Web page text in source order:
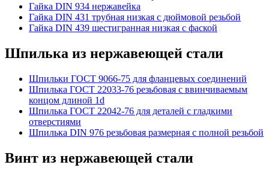
Гайка DIN 934 нержавейка
Гайка DIN 431 трубная низкая с дюймовой резьбой
Гайка DIN 439 шестигранная низкая с фаской
Шпилька из нержавеющей стали
Шпильки ГОСТ 9066-75 для фланцевых соединений
Шпилька ГОСТ 22033-76 резьбовая с ввинчиваемым
концом длиной 1d
Шпилька ГОСТ 22042-76 для деталей с гладкими
отверстиями
Шпилька DIN 976 резьбовая размерная с полной резьбой
Винт из нержавеющей стали